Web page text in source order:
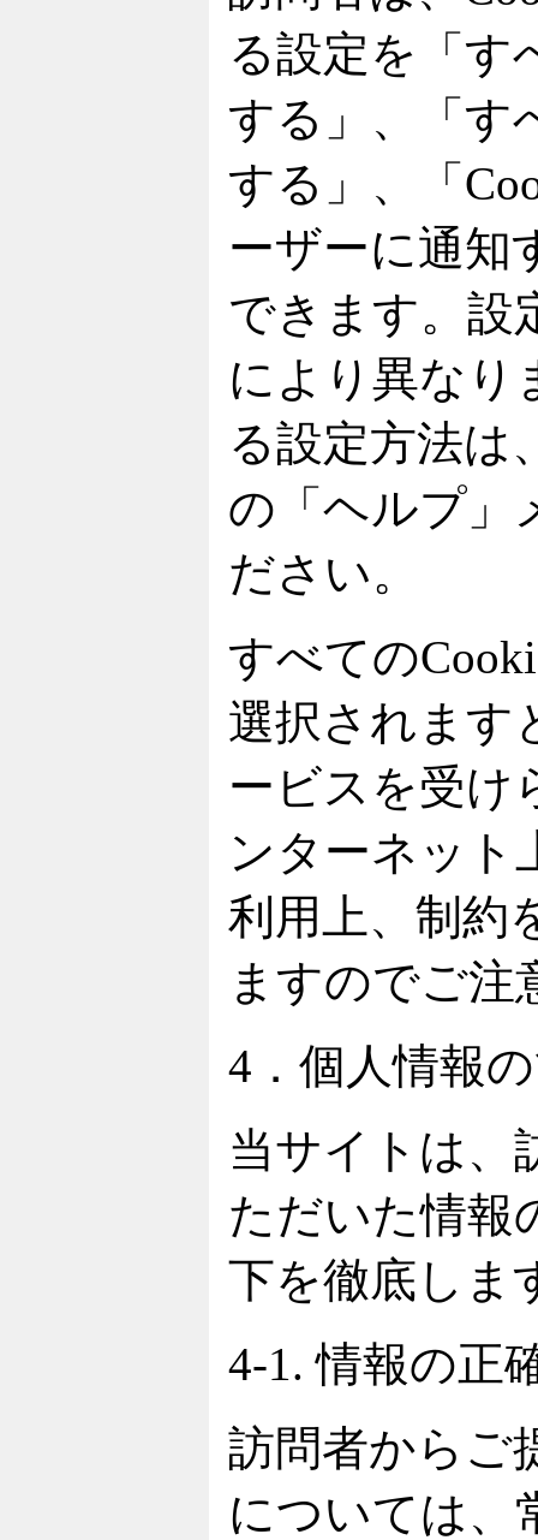
る設定を「す
する」、「す
する」、「
ーザーに通知
できます。設
により異なり
る設定方法は
の「ヘルプ」
ださい。
すべての
選択されます
ービスを受け
ンターネット
利用上、制約
ますのでご注
4．個人情報
当サイトは、
ただいた情報
下を徹底しま
4-1. 情報の正
訪問者からご
については、